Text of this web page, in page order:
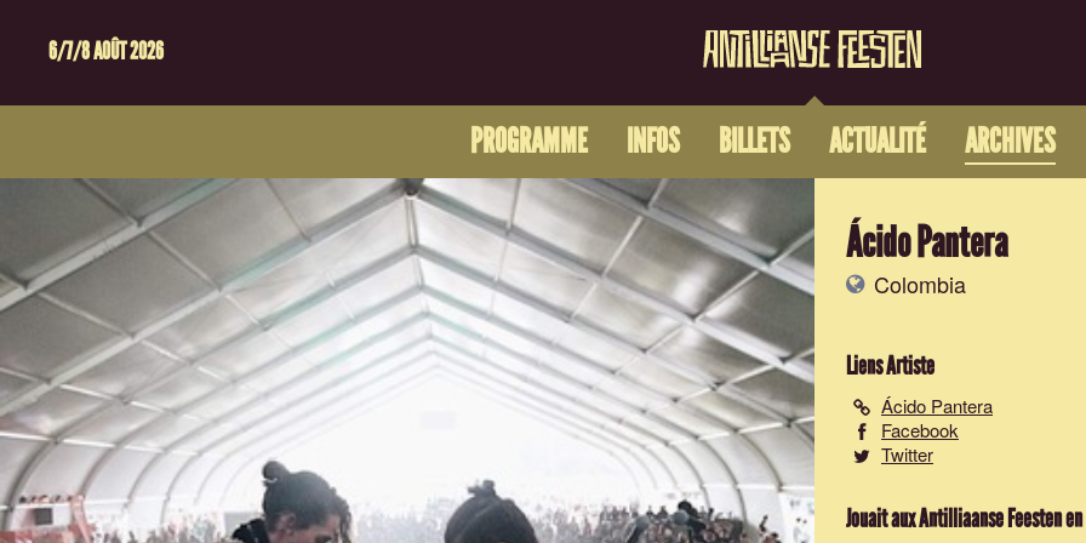
6/7/8 AOÛT 2026
PROGRAMME INFOS BILLETS ACTUALITÉ ARCHIVES
Ácido Pantera
Colombia
Liens Artiste
Ácido Pantera
Facebook
Twitter
Jouait aux Antilliaanse Feesten en